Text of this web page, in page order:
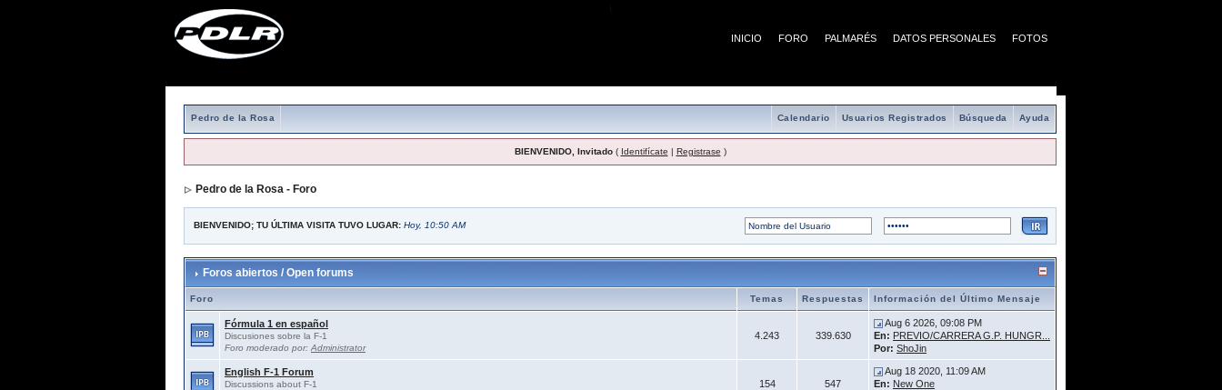
INICIO FORO PALMARÉS DATOS PERSONALES FOTOS
Pedro de la Rosa Ayuda
Búsqueda
Usuarios Registrados
Calendario
BIENVENIDO, Invitado( Identifícate | Registrase )
Pedro de la Rosa - Foro
BIENVENIDO; TU ÚLTIMA VISITA TUVO LUGAR: Hoy, 10:50 AM
Foros abiertos / Open forums
Foro Temas Respuestas Información del Último Mensaje
Fórmula 1 en español
Discusiones sobre la F-1
Foro moderado por: Administrator
4.243 339.630
Aug 6 2026, 09:08 PM
En: PREVIO/CARRERA G.P. HUNGR...
Por: ShoJin
English F-1 Forum
Discussions about F-1
154 547
Aug 18 2020, 11:09 AM
En: New One